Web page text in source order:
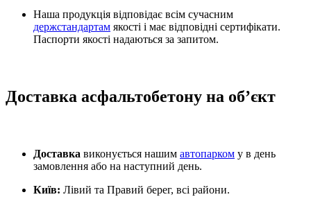
Наша продукція відповідає всім сучасним
держстандартам якості і має відповідні сертифікати.
Паспорти якості надаються за запитом.
Доставка асфальтобетону на об’єкт
Доставка виконується нашим автопарком у в день
замовлення або на наступний день.
Київ: Лівий та Правий берег, всі райони.